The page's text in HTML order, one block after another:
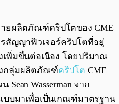
ายผลิตภัณฑ์คริปโตของ CME
รสัญญาฟิวเจอร์คริปโตที่อยู่
เพิ่มขึ้นต่อเนื่อง โดยปริมาณ
งกลุ่มผลิตภัณฑ์คริปโต CME
Wasserman จาก
บบมาเพื่อเป็นเกณฑ์มาตรฐาน